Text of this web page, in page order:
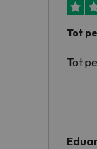
Tot
Tot